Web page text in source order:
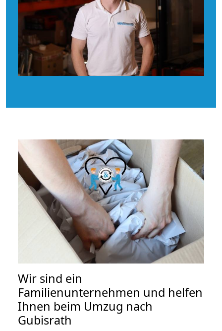
Wir sind ein
Familienunternehmen und helfen
Ihnen beim Umzug nach
Gubisrath